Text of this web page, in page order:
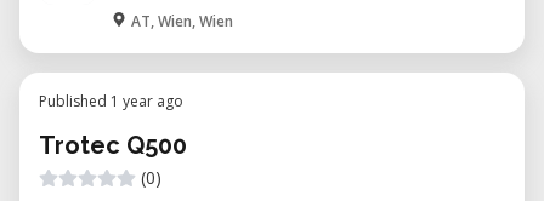
AT, Wien, Wien
Published 1 year ago
Trotec Q500
(0)